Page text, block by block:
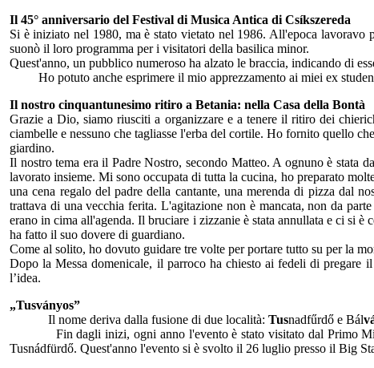
Il 45° anniversario del Festival di Musica Antica di Csíkszereda
Si è iniziato nel 1980, ma è stato vietato nel 1986. All'epoca lavoravo
suonò il loro programma per i visitatori della basilica minor.
Quest'anno, un pubblico numeroso ha alzato le braccia, indicando di
Ho potuto anche esprimere il mio apprezzamento ai miei ex
Il nostro cinquantunesimo ritiro a Betania: nella Casa della Bontà
Grazie a Dio, siamo riusciti a organizzare e a tenere il ritiro dei
ciambelle e nessuno che tagliasse l'erba del cortile. Ho fornito quello
giardino.
Il nostro tema era il Padre Nostro, secondo Matteo. A ognuno è stata
lavorato insieme. Mi sono occupata di tutta la cucina, ho preparato
una cena regalo del padre della cantante, una merenda di pizza dal
trattava di una vecchia ferita. L'agitazione non è mancata, non da
erano in cima all'agenda. Il bruciare i zizzanie è stata annullata e ci si
ha fatto il suo dovere di guardiano.
Come al solito, ho dovuto guidare tre volte per portare tutto su per la
Dopo la Messa domenicale, il parroco ha chiesto ai fedeli di pregare
l’idea.
„Tusványos”
Il nome deriva dalla fusione di due località: Tusnadfűrdő e Bál
Fin dagli inizi, ogni anno l'evento è stato visitato dal Primo
Tusnádfürdő. Quest'anno l'evento si è svolto il 26 luglio presso il Big